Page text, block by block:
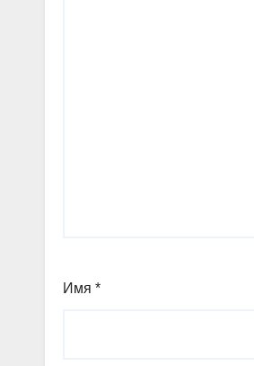
Имя *